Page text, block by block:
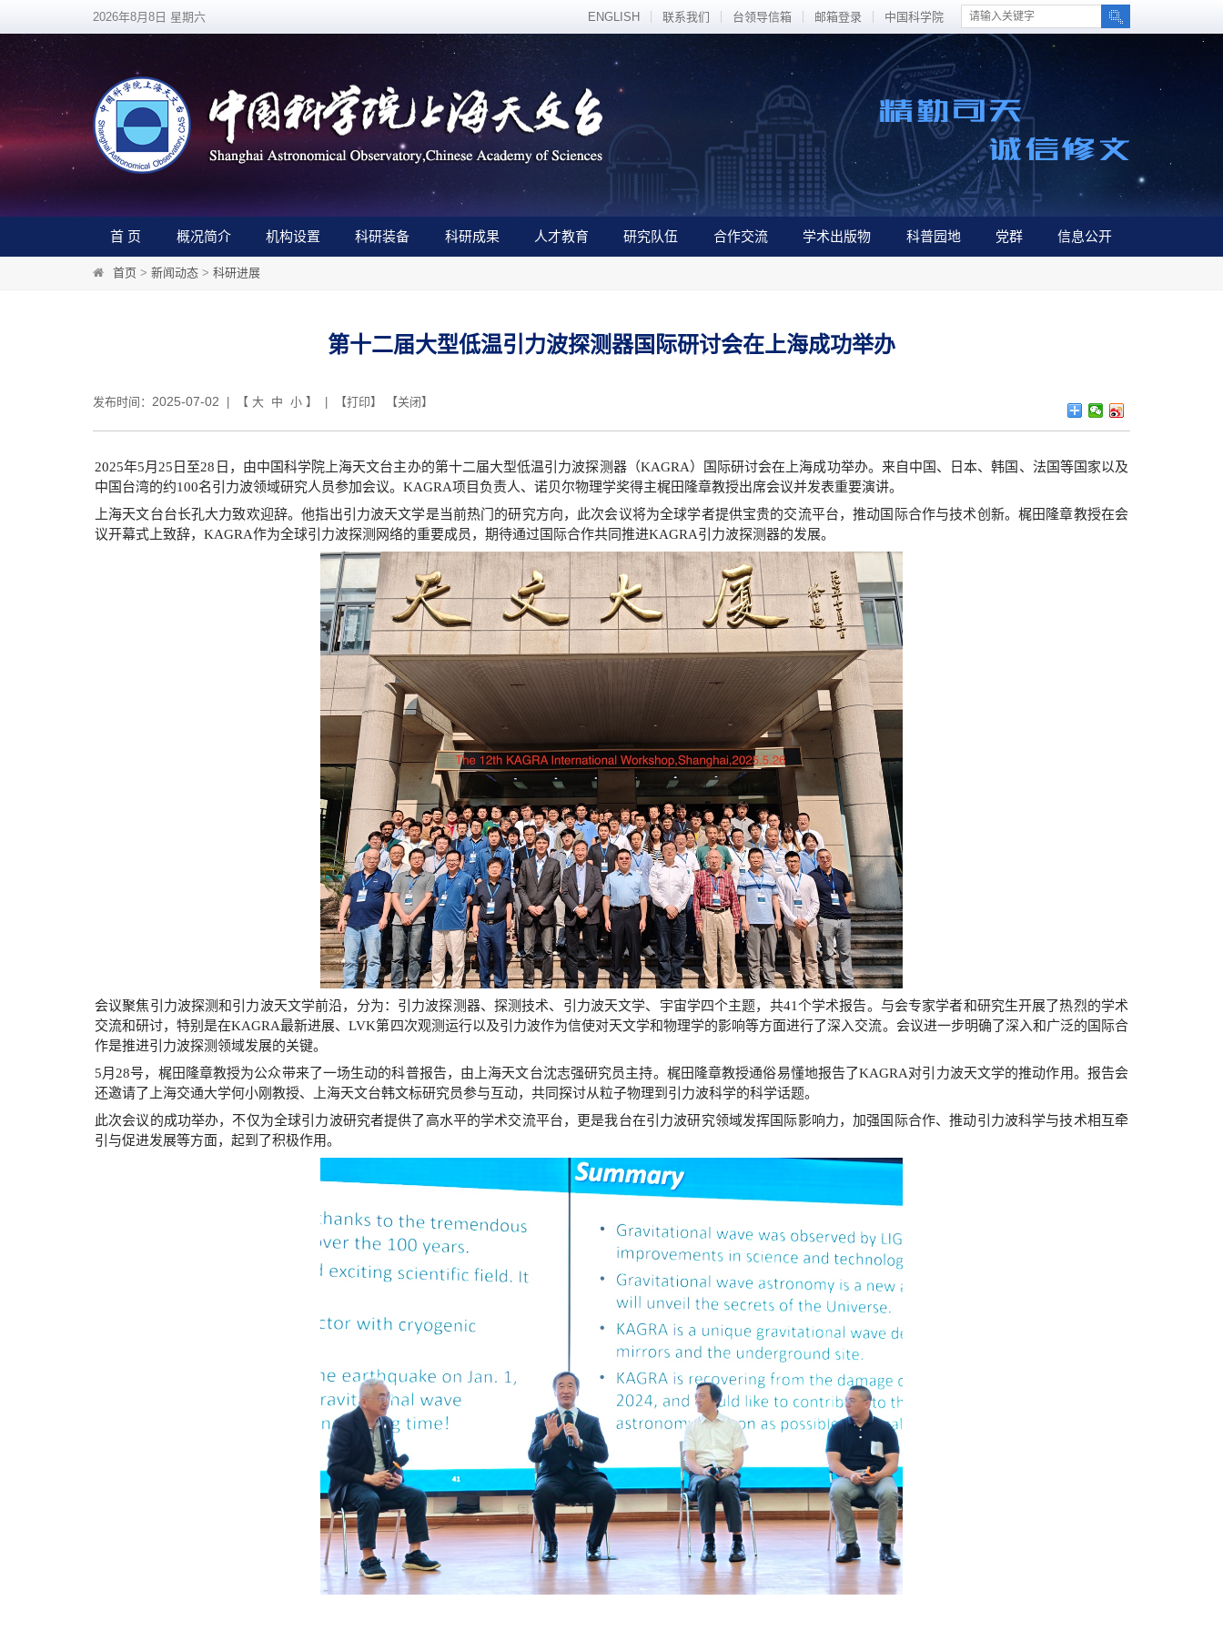
2026年8月8日 星期六 ENGLISH 联系我们 台领导信箱 邮箱登录 中国科学院
首 页 概况简介 机构设置 科研装备 科研成果 人才教育 研究队伍 合作交流 学术出版物 科普园地 党群 信息公开
首页 > 新闻动态 > 科研进展
第十二届大型低温引力波探测器国际研讨会在上海成功举办
发布时间： 2025-07-02 | 【 大 中 小 】 | 【打印】 【关闭】
2025年5月25日至28日，由中国科学院上海天文台主办的第十二届大型低温引力波探测器（KAGRA）国际研讨会在上海成功举办。来自中国、日本、韩国、法国等国家以及
中国台湾的约100名引力波领域研究人员参加会议。KAGRA项目负责人、诺贝尔物理学奖得主梶田隆章教授出席会议并发表重要演讲。
上海天文台台长孔大力致欢迎辞。他指出引力波天文学是当前热门的研究方向，此次会议将为全球学者提供宝贵的交流平台，推动国际合作与技术创新。梶田隆章教授在会
议开幕式上致辞，KAGRA作为全球引力波探测网络的重要成员，期待通过国际合作共同推进KAGRA引力波探测器的发展。
会议聚焦引力波探测和引力波天文学前沿，分为：引力波探测器、探测技术、引力波天文学、宇宙学四个主题，共41个学术报告。与会专家学者和研究生开展了热烈的学术
交流和研讨，特别是在KAGRA最新进展、LVK第四次观测运行以及引力波作为信使对天文学和物理学的影响等方面进行了深入交流。会议进一步明确了深入和广泛的国际合
作是推进引力波探测领域发展的关键。
5月28号，梶田隆章教授为公众带来了一场生动的科普报告，由上海天文台沈志强研究员主持。梶田隆章教授通俗易懂地报告了KAGRA对引力波天文学的推动作用。报告会
还邀请了上海交通大学何小刚教授、上海天文台韩文标研究员参与互动，共同探讨从粒子物理到引力波科学的科学话题。
此次会议的成功举办，不仅为全球引力波研究者提供了高水平的学术交流平台，更是我台在引力波研究领域发挥国际影响力，加强国际合作、推动引力波科学与技术相互牵
引与促进发展等方面，起到了积极作用。